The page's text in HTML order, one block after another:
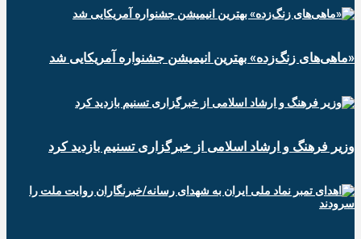
«ماهی‌های زنگ‌زده» بهترین انیمیشن جشنواره آمریکایی شد
وزیر فرهنگ و ارشاد اسلامی از خبرگزاری تسنیم بازدید کرد